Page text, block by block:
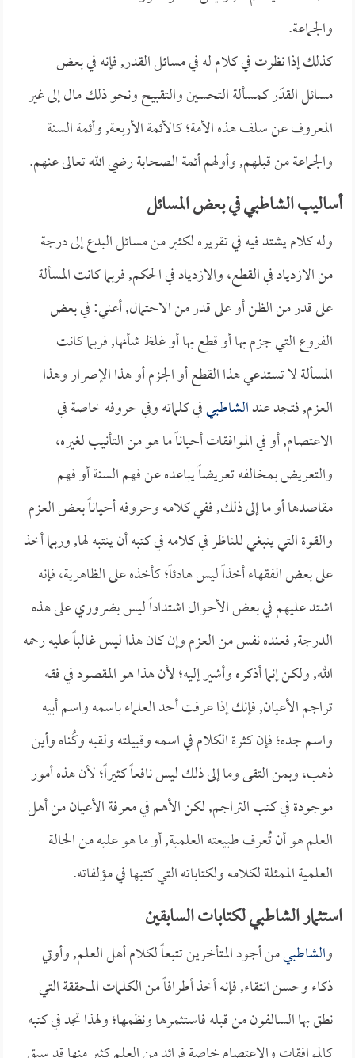
والجماعة.
كذلك إذا نظرت في كلام له في مسائل القدر, فإنه في بعض
مسائل القدَر كمسألة التحسين والتقبيح ونحو ذلك مال إلى غير
المعروف عن سلف هذه الأمة؛ كالأئمة الأربعة, وأئمة السنة
والجماعة من قبلهم, وأولهم أئمة الصحابة رضي الله تعالى عنهم.
أساليب الشاطبي في بعض المسائل
وله كلام يشتد فيه في تقريره لكثير من مسائل البدع إلى درجة
من الازدياد في القطع، والازدياد في الحكم, فربما كانت المسألة
على قدر من الظن أو على قدر من الاحتمال, أعني: في بعض
الفروع التي جزم بها أو قطع بها أو غلظ شأنها, فربما كانت
المسألة لا تستدعي هذا القطع أو الجزم أو هذا الإصرار وهذا
العزم, فتجد عندالشاطبيفي كلماته وفي حروفه خاصة في
الاعتصام, أو في الموافقات أحياناً ما هو من التأنيب لغيره،
والتعريض بمخالفه تعريضاً يباعده عن فهم السنة أو فهم
مقاصدها أو ما إلى ذلك, ففي كلامه وحروفه أحياناً بعض العزم
والقوة التي ينبغي للناظر في كلامه في كتبه أن ينتبه لها, وربما أخذ
على بعض الفقهاء أخذاً ليس هادئاً؛ كأخذه على الظاهرية، فإنه
اشتد عليهم في بعض الأحوال اشتداداً ليس بضروري على هذه
الدرجة, فعنده نفس من العزم وإن كان هذا ليس غالباً عليه رحمه
الله, ولكن إنما أذكره وأشير إليه؛ لأن هذا هو المقصود في فقه
تراجم الأعيان, فإنك إذا عرفت أحد العلماء باسمه واسم أبيه
واسم جده؛ فإن كثرة الكلام في اسمه وقبيلته ولقبه وكُناه وأين
ذهب، وبمن التقى وما إلى ذلك ليس نافعاً كثيراً؛ لأن هذه أمور
موجودة في كتب التراجم, لكن الأهم في معرفة الأعيان من أهل
العلم هو أن تُعرف طبيعته العلمية, أو ما هو عليه من الحالة
العلمية الممثلة لكلامه ولكتاباته التي كتبها في مؤلفاته.
استثمار الشاطبي لكتابات السابقين
والشاطبيمن أجود المتأخرين تتبعاً لكلام أهل العلم, وأوتي
ذكاء وحسن انتقاء, فإنه أخذ أطرافاً من الكلمات المحققة التي
نطق بها السالفون من قبله فاستثمرها ونظمها؛ ولهذا تجد في كتبه